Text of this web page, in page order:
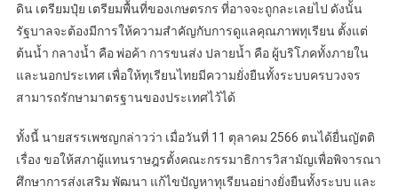
ดิน เตรียมปุ๋ย เตรียมพื้นที่ของเกษตรกร ที่อาจจะถูกละเลยไป ดังนั้น
รัฐบาลจะต้องมีการให้ความสำคัญกับการดูแลคุณภาพทุเรียน ตั้งแต่
ต้นน้ำ กลางน้ำ คือ พ่อค้า การขนส่ง ปลายน้ำ คือ ผู้บริโภคทั้งภายใน
และนอกประเทศ เพื่อให้ทุเรียนไทยมีความยั่งยืนทั้งระบบครบวงจร
สามารถรักษามาตรฐานของประเทศไว้ได้
ทั้งนี้ นายสรรเพชญกล่าวว่า เมื่อวันที่ 11 ตุลาคม 2566 ตนได้ยื่นญัตติ
เรื่อง ขอให้สภาผู้แทนราษฎรตั้งคณะกรรมาธิการวิสามัญเพื่อพิจารณา
ศึกษาการส่งเสริม พัฒนา แก้ไขปัญหาทุเรียนอย่างยั่งยืนทั้งระบบ และ